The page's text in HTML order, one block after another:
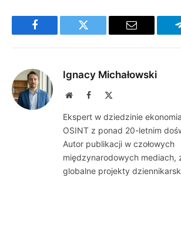
Facebook Twitter Email
Ignacy Michałowski
WebsiteFacebook
Ekspert w dziedzinie
OSINT z ponad 20-letnim
Autor publikacji w czołowych
międzynarodowych mediach,
globalne projekty